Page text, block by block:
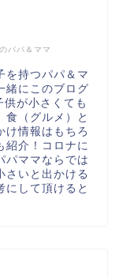
パパ＆ママ
を持つパパ＆マ
緒にこのブログ
が小さくても
食（グルメ）と
け情報はもちろ
紹介！コロナに
パママならでは
さいと出かける
にして頂けると